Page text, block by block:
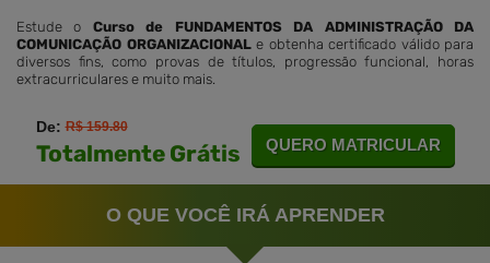
Estude o Curso de FUNDAMENTOS DA ADMINISTRAÇÃO DA
COMUNICAÇÃO ORGANIZACIONALe obtenha certificado válido para
diversos fins, como provas de títulos, progressão funcional, horas
extracurriculares e muito mais.
De:R$ 159.80
Totalmente Grátis QUERO MATRICULAR
O QUE VOCÊ IRÁ APRENDER